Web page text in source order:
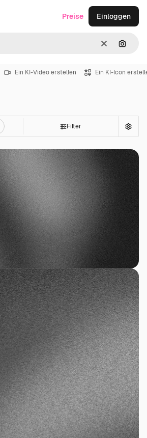
LöschenNach
Preise Einloggen
Ein KI-Video erstellen Ein KI-Icon
Filter